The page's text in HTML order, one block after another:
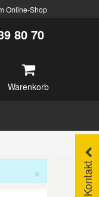
Online-Shop
80 70
Warenkorb
Kontakt
×